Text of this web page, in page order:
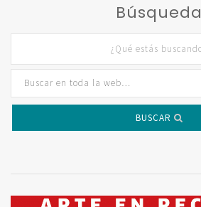
Búsqueda
BUSCAR